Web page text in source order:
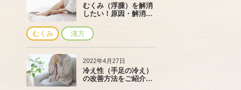
むくみ（浮腫）を解消
したい！原因・解消法
むくみ
漢方
2022年4月27日
冷え性（手足の冷え）
の改善方法をご紹介！